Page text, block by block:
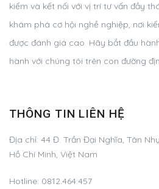
kiếm và kết nối với vị trí tư vấn đầy
khám phá cơ hội nghề nghiệp, nơi
được đánh giá cao. Hãy bắt đầu
hành với chúng tôi trên con đường
THÔNG TIN LIÊN HỆ
Địa chỉ: 44 Đ. Trần Đại Nghĩa, Tân
Hồ Chí Minh, Việt Nam
Hotline: 0812.464.457